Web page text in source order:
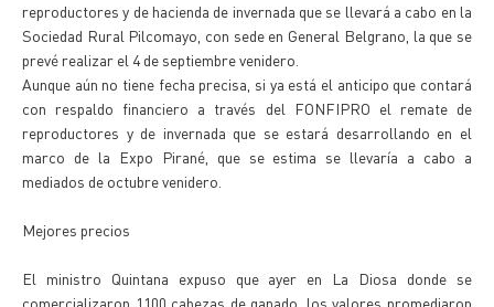
reproductores y de hacienda de invernada que se llevará a cabo en la
Sociedad Rural Pilcomayo, con sede en General Belgrano, la que se
prevé realizar el 4 de septiembre venidero.
Aunque aún no tiene fecha precisa, si ya está el anticipo que contará
con respaldo financiero a través del FONFIPRO el remate de
reproductores y de invernada que se estará desarrollando en el
marco de la Expo Pirané, que se estima se llevaría a cabo a
mediados de octubre venidero.
Mejores precios
El ministro Quintana expuso que ayer en La Diosa donde se
comercializaron 1100 cabezas de ganado, los valores promediaron